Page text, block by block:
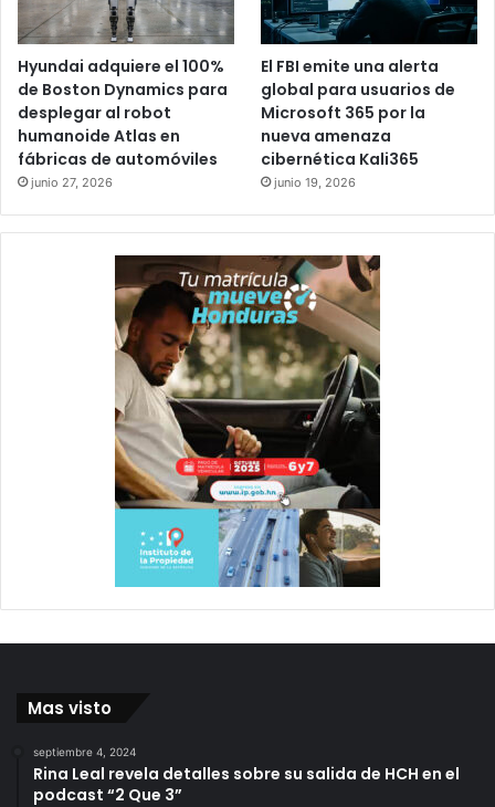
Hyundai adquiere el 100%
de Boston Dynamics para
desplegar al robot
humanoide Atlas en
fábricas de automóviles
junio 27, 2026
El FBI emite una alerta
global para usuarios de
Microsoft 365 por la
nueva amenaza
cibernética Kali365
junio 19, 2026
Mas visto
septiembre 4, 2024
Rina Leal revela detalles sobre su salida de HCH en el
podcast “2 Que 3”